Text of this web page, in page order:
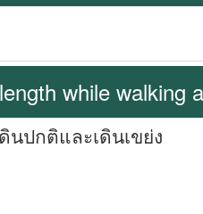
while walking
ปกติและเดินเขย่ง